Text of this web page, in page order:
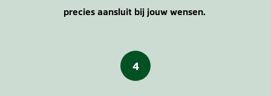
precies aansluit bij jouw wensen.
4